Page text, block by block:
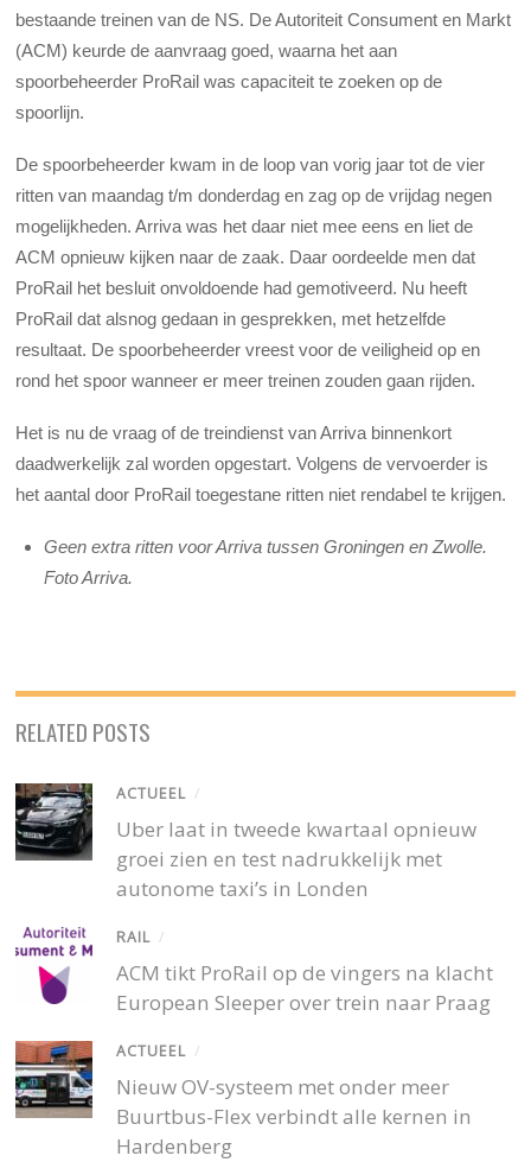
bestaande treinen van de NS. De Autoriteit Consument en Markt
(ACM) keurde de aanvraag goed, waarna het aan
spoorbeheerder ProRail was capaciteit te zoeken op de
spoorlijn.
De spoorbeheerder kwam in de loop van vorig jaar tot de vier
ritten van maandag t/m donderdag en zag op de vrijdag negen
mogelijkheden. Arriva was het daar niet mee eens en liet de
ACM opnieuw kijken naar de zaak. Daar oordeelde men dat
ProRail het besluit onvoldoende had gemotiveerd. Nu heeft
ProRail dat alsnog gedaan in gesprekken, met hetzelfde
resultaat. De spoorbeheerder vreest voor de veiligheid op en
rond het spoor wanneer er meer treinen zouden gaan rijden.
Het is nu de vraag of de treindienst van Arriva binnenkort
daadwerkelijk zal worden opgestart. Volgens de vervoerder is
het aantal door ProRail toegestane ritten niet rendabel te krijgen.
Geen extra ritten voor Arriva tussen Groningen en Zwolle.
Foto Arriva.
RELATED POSTS
ACTUEEL /
Uber laat in tweede kwartaal opnieuw
groei zien en test nadrukkelijk met
autonome taxi’s in Londen
RAIL /
ACM tikt ProRail op de vingers na klacht
European Sleeper over trein naar Praag
ACTUEEL /
Nieuw OV-systeem met onder meer
Buurtbus-Flex verbindt alle kernen in
Hardenberg